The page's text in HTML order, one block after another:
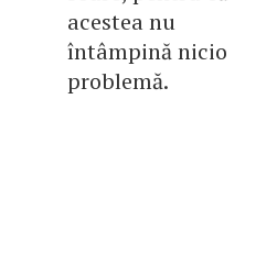
acestea nu
întâmpină nicio
problemă.